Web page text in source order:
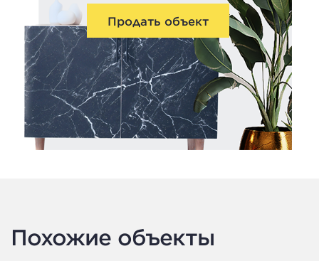
Продать объект
Похожие объекты